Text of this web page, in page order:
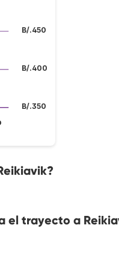
B/.350
B/.400
B/.450
el trayecto a